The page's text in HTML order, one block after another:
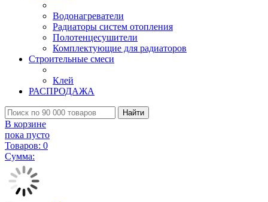
Водонагреватели
Радиаторы систем отопления
Полотенцесушители
Комплектующие для радиаторов
Строительные смеси
Клей
РАСПРОДАЖА
Найти
В корзине
пока пусто
Товаров: 0
Сумма: